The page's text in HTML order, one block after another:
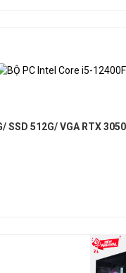
SSD 512G/ VGA RTX